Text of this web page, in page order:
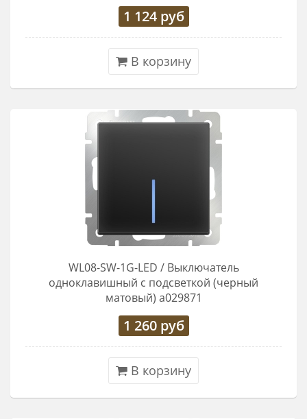
1 124руб
В корзину
WL08-SW-1G-LED / Выключатель
одноклавишный с подсветкой (черный
матовый) a029871
1 260руб
В корзину